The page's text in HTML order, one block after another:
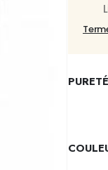
PURETÉ